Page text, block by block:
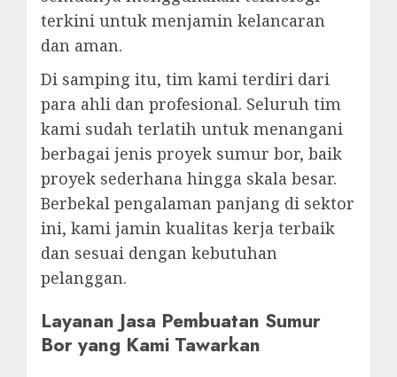
terkini untuk menjamin kelancaran
dan aman.
Di samping itu, tim kami terdiri dari
para ahli dan profesional. Seluruh tim
kami sudah terlatih untuk menangani
berbagai jenis proyek sumur bor, baik
proyek sederhana hingga skala besar.
Berbekal pengalaman panjang di sektor
ini, kami jamin kualitas kerja terbaik
dan sesuai dengan kebutuhan
pelanggan.
Layanan Jasa Pembuatan Sumur
Bor yang Kami Tawarkan